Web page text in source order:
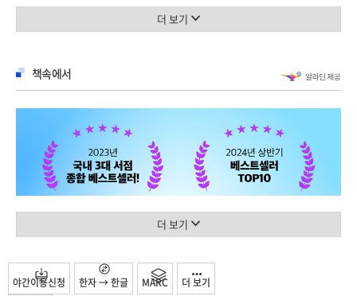
7단계: 완벽하지 않더라도 공격적으로 완수하라
KEY POINT: 미래의 내가 되는 단계
에필로그
감사의 말
30만 부 기념 한국어판 서문 원문
저자 벤저민 하다 줌 라이브 Q&A
참고 문헌
찾아보기
저자 벤저민 하디가 전하는 한국어판 특별 서문과 줌 라이브를 통해 한국 독자들과
만나 나눈 생생한 이야기를 담았다.
이 책이 출간된 이후 ‘퓨처 셀프’는 많은 사람의 삶을 변화시킨 강력한 단어가
되었다. 이제 우리는 ‘미래에 내가 되고 싶은 모습’을 한 단어로 ‘퓨처 셀프’라고
말한다. ‘퓨처 셀프’를 아는 사람의 삶과 모르는 사람의 삶은 극명하게 나뉘어진다.
《퓨처 셀프》를 읽은 후 삶의 의미를 되찾고, 명확한 목표가 생겼으며, 올바른
우선순위를 정해 인생에 지각변동이 일어났다는 수많은 독자들의 후기가 이를
이 책의 저자인 벤저민 하디는 저명한 조직심리학자로, ‘미래의 나’를 적용하는 과학
분야에서 세계 최고의 전문가다. 이 책에서 ‘퓨처 셀프’라는 개념을 완벽하게 다루어
더 보기
책속에서
더 보기
야간이용신청 한자 → 한글 MARC 더 보기